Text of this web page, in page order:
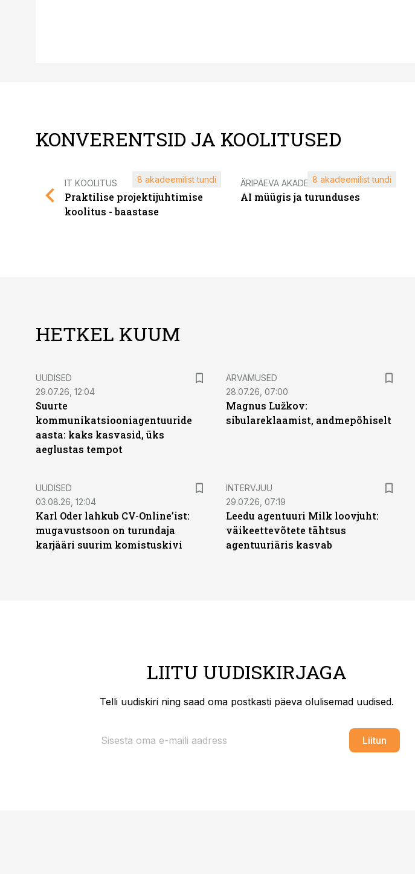
KONVERENTSID JA KOOLITUSED
IT KOOLITUS
Praktilise projektijuhtimise
koolitus - baastase
8 akadeemilist tundi ÄRIPÄEVA AKADEEMIA
AI müügis ja turunduses
8 akadeemilist tundi
HETKEL KUUM
UUDISED
29.07.26, 12:04
Suurte
kommunikatsiooniagentuuride
aasta: kaks kasvasid, üks
aeglustas tempot
ARVAMUSED
28.07.26, 07:00
Magnus Lužkov:
sibulareklaamist, andmepõhiselt
UUDISED
03.08.26, 12:04
Karl Oder lahkub CV-Online’ist:
mugavustsoon on turundaja
karjääri suurim komistuskivi
INTERVJUU
29.07.26, 07:19
Leedu agentuuri Milk loovjuht:
väikeettevõtete tähtsus
agentuuriäris kasvab
LIITU UUDISKIRJAGA
Telli uudiskiri ning saad oma postkasti päeva olulisemad uudised.
Liitun